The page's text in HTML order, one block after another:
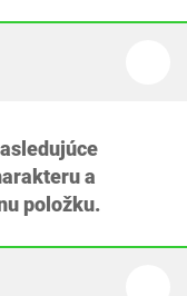
a
položku.